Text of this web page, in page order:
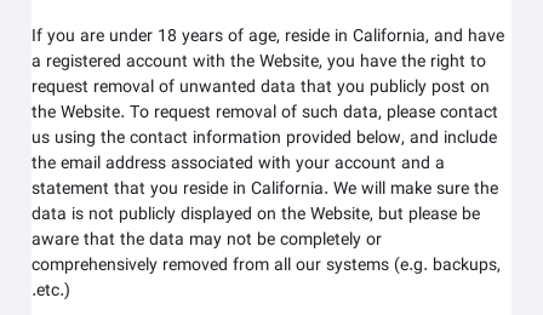
If you are under 18 years of age, reside in California, and have
a registered account withthe Website, you have the right to
request removal of unwanted data that you publicly post on
theWebsite. To request removal of such data, please contact
us using the contact information provided below, and include
the email address associated with your account and a
statement that you reside in California. We will make sure the
data is not publicly displayed on theWebsite, but please be
aware that the data may not be completely or
comprehensively removed from all our systems (e.g. backups,
etc.).